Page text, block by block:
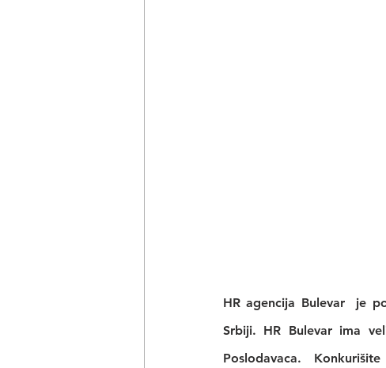
HR agencija Bulevar  je
Srbiji. HR Bulevar ima
Poslodavaca.